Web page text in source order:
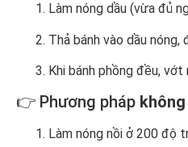
Làm nóng dầu (vừa đủ
Thả bánh vào dầu nóng,
Khi bánh phồng đều,
👉 Phương pháp
Làm nóng nồi ở 200 độ